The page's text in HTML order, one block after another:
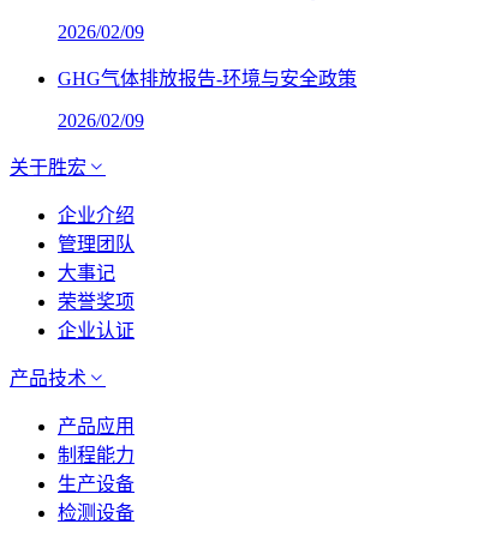
2026/02/09
GHG气体排放报告-环境与安全政策
2026/02/09
关于胜宏
企业介绍
管理团队
大事记
荣誉奖项
企业认证
产品技术
产品应用
制程能力
生产设备
检测设备